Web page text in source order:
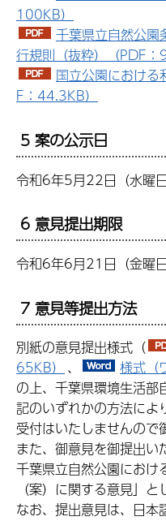
100KB）
千葉県立自然公園
行規則（抜粋）（PDF：
国立公園におけ
F：44.3KB）
5 案の公示日
令和6年5月22日（水曜日
6 意見提出期限
令和6年6月21日（金曜日
7 意見等提出方法
別紙の意見提出様式（
65KB） 、 様式（
の上、千葉県環境生活部
記のいずれかの方法によ
受付はいたしませんので
また、御意見を御提出い
千葉県立自然公園におけ
（案）に関する意見」と
なお、提出意見は、日本